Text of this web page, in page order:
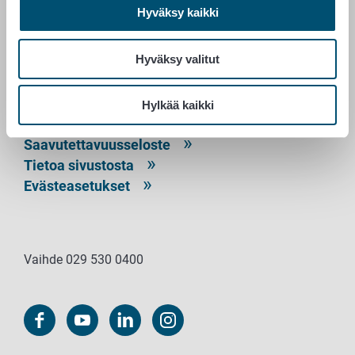
Hyväksy kaikki
Hyväksy valitut
Hylkää kaikki
PL 100
Yhteystiedot
Tietosuojailmoitus
Saavutettavuusseloste
Tietoa sivustosta
Evästeasetukset
Vaihde 029 530 0400